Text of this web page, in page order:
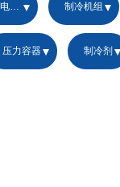
冷藏、冷冻工程控制器/电控箱 制冷机组
压力容器 制冷剂